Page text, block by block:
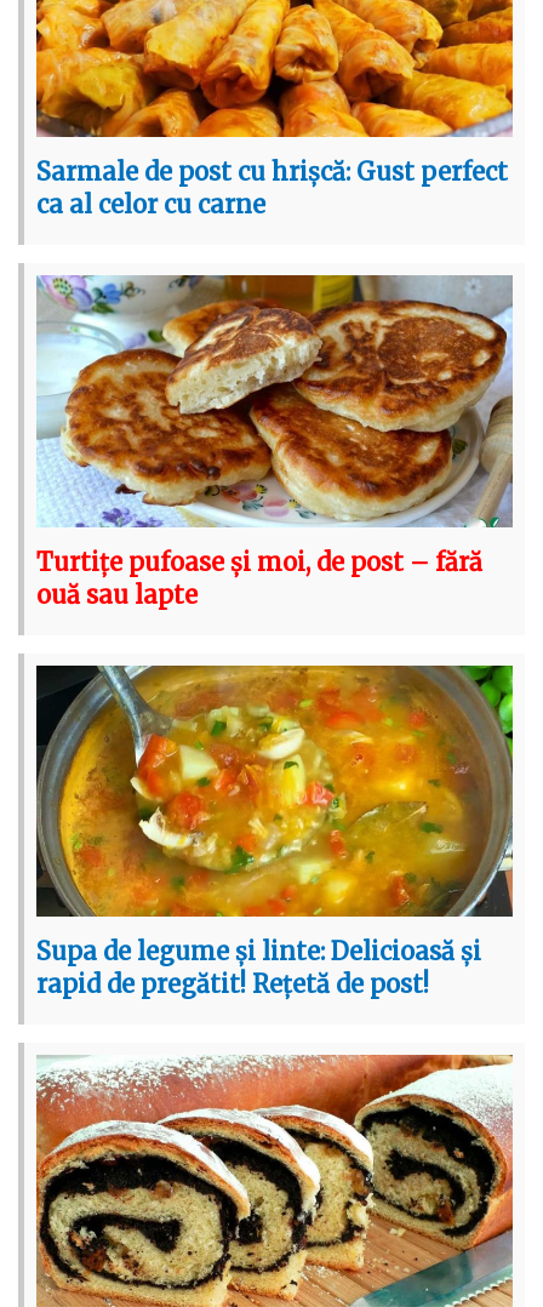
Sarmale de post cu hrișcă: Gust perfect
ca al celor cu carne
Turtițe pufoase și moi, de post – fără
ouă sau lapte
Supa de legume și linte: Delicioasă și
rapid de pregătit! Rețetă de post!